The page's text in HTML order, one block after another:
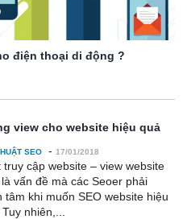
điện thoại di động ?
view cho website hiệu quả
SEO - 17/01/2018
truy cập website – view website
vấn đề mà các Seoer phải
tâm khi muốn SEO website hiệu
nhiên,...